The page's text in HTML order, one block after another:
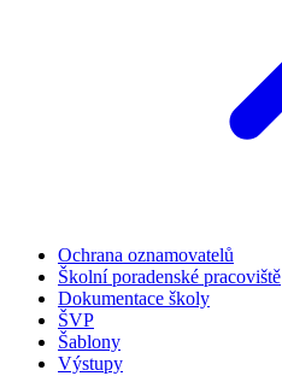
Ochrana oznamovatelů
Školní poradenské pracoviště
Dokumentace školy
ŠVP
Šablony
Výstupy